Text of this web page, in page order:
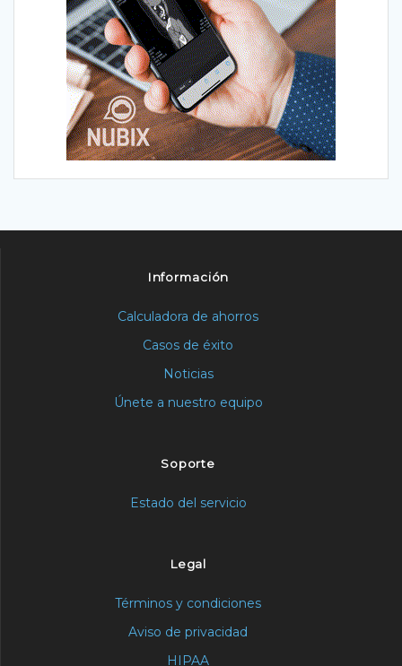
Información
Calculadora de ahorros
Casos de éxito
Noticias
Únete a nuestro equipo
Soporte
Estado del servicio
Legal
Términos y condiciones
Aviso de privacidad
HIPAA